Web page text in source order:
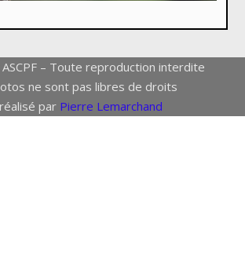
– Toute reproduction interdite
ne sont pas libres de droits
par Pierre Lemarchand